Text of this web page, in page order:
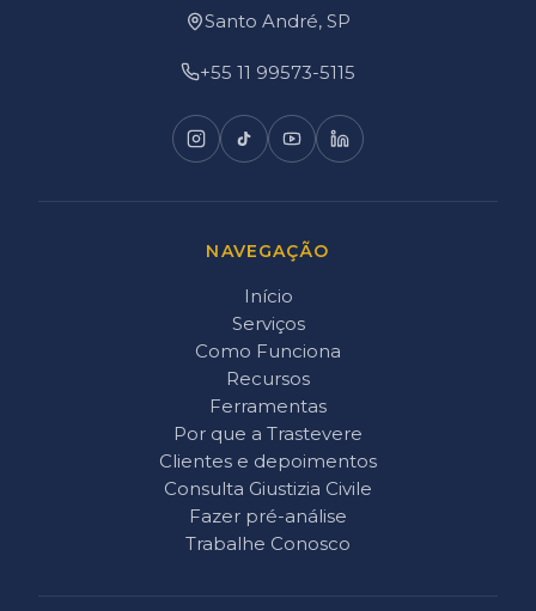
Santo André, SP
+55 11 99573-5115
NAVEGAÇÃO
Início
Serviços
Como Funciona
Recursos
Ferramentas
Por que a Trastevere
Clientes e depoimentos
Consulta Giustizia Civile
Fazer pré-análise
Trabalhe Conosco